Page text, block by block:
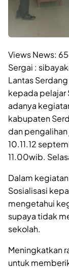
Views News:
Sergai :
Lantas
kepada pelajar
adanya
kabupaten
dan
10.11.12
11.00wib.
Dalam
Sosialisasi
mengetahui
supaya tidak
sekolah.
Meningkatkan
untuk